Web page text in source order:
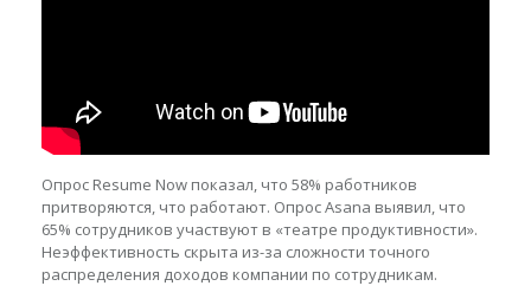
Опрос Resume Now показал, что 58% работников
притворяются, что работают. Опрос Asana выявил, что
65% сотрудников участвуют в «театре продуктивности».
Неэффективность скрыта из-за сложности точного
распределения доходов компании по сотрудникам.